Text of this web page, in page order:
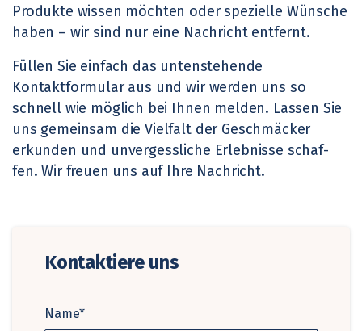
Produkte wissen möchten oder spezielle Wünsche
haben – wir sind nur eine Nachricht entfernt.
Füllen Sie einfach das untenstehende
Kontaktformular aus und wir werden uns so
schnell wie möglich bei Ihnen melden. Lassen Sie
uns gemeinsam die Vielfalt der Geschmäcker
erkunden und unvergessliche Erlebnisse schaf-
fen. Wir freuen uns auf Ihre Nachricht.
Kontaktiere uns
Name*